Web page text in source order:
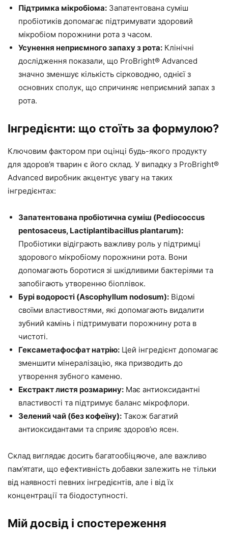
Підтримка мікробіома: Запатентована суміш
пробіотиків допомагає підтримувати здоровий
мікробіом порожнини рота з часом.
Усунення неприємного запаху з рота: Клінічні
дослідження показали, що ProBright® Advanced
значно зменшує кількість сірководню, однієї з
основних сполук, що спричиняє неприємний запах з
рота.
Інгредієнти: що стоїть за формулою?
Ключовим фактором при оцінці будь-якого продукту
для здоров’я тварин є його склад. У випадку з ProBright®
Advanced виробник акцентує увагу на таких
інгредієнтах:
Запатентована пробіотична суміш (Pediococcus
pentosaceus, Lactiplantibacillus plantarum):
Пробіотики відіграють важливу роль у підтримці
здорового мікробіому порожнини рота. Вони
допомагають боротися зі шкідливими бактеріями та
запобігають утворенню біоплівок.
Бурі водорості (Ascophyllum nodosum): Відомі
своїми властивостями, які допомагають видалити
зубний камінь і підтримувати порожнину рота в
чистоті.
Гексаметафосфат натрію: Цей інгредієнт допомагає
зменшити мінералізацію, яка призводить до
утворення зубного каменю.
Екстракт листя розмарину: Має антиоксидантні
властивості та підтримує баланс мікрофлори.
Зелений чай (без кофеїну): Також багатий
антиоксидантами та сприяє здоров’ю ясен.
Склад виглядає досить багатообіцяюче, але важливо
пам’ятати, що ефективність добавки залежить не тільки
від наявності певних інгредієнтів, але і від їх
концентрації та біодоступності.
Мій досвід і спостереження